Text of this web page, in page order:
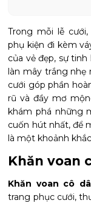
Trong mỗi lễ cưới,
phụ kiện đi kèm
của vẻ đẹp, sự tinh
làn mây trắng nhẹ
cưới góp phần
rũ và đầy mơ
khám phá những
cuốn hút nhất, để
là một khoảnh
Khăn voan
Khăn voan cô
trang phục cưới,